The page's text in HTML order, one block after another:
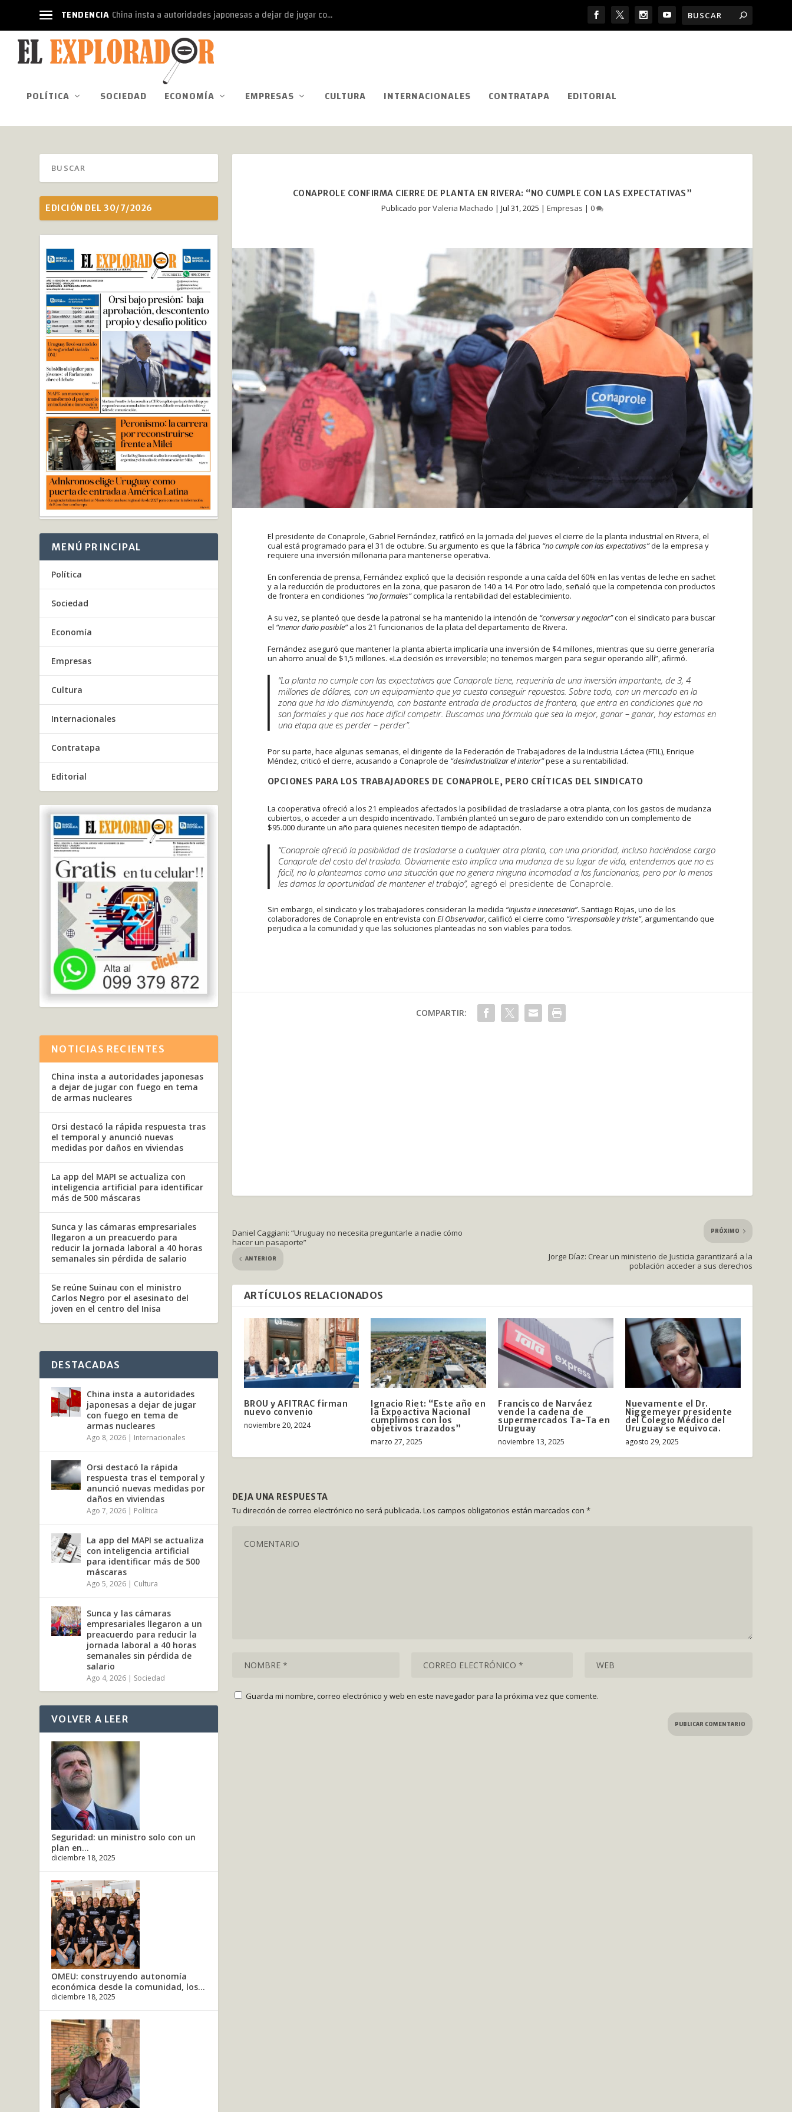
TENDENCIA China insta a autoridades japonesas a dejar de jugar co...
POLÍTICA SOCIEDAD ECONOMÍA EMPRESAS CULTURA INTERNACIONALES CONTRATAPA EDITORIAL
CONAPROLE CONFIRMA CIERRE DE PLANTA EN RIVERA: “NO CUMPLE CON LAS EXPECTATIVAS”
Publicado porValeria Machado | Jul 31, 2025 | Empresas | 0
El presidente de Conaprole, Gabriel Fernández, ratificó en la jornada del jueves el cierre de la planta industrial en Rivera, el
cual está programado para el 31 de octubre. Su argumento es que la fábrica “no cumple con las expectativas”de la empresa y
requiere una inversión millonaria para mantenerse operativa.
En conferencia de prensa, Fernández explicó que la decisión responde a una caída del 60% en las ventas de leche en sachet
y a la reducción de productores en la zona, que pasaron de 140 a 14. Por otro lado, señaló que la competencia con productos
de frontera en condiciones “no formales”complica la rentabilidad del establecimiento.
A su vez, se planteó que desde la patronal se ha mantenido la intención de “conversar y negociar”con el sindicato para buscar
el “menor daño posible”a los 21 funcionarios de la plata del departamento de Rivera.
Fernández aseguró que mantener la planta abierta implicaría una inversión de $4 millones, mientras que su cierre generaría
un ahorro anual de $1,5 millones. «La decisión es irreversible; no tenemos margen para seguir operando allí”, afirmó.
“La planta no cumple con las expectativas que Conaprole tiene, requeriría de una inversión importante, de 3, 4
millones de dólares, con un equipamiento que ya cuesta conseguir repuestos. Sobre todo, con un mercado en la
zona que ha ido disminuyendo, con bastante entrada de productos de frontera, que entra en condiciones que no
son formales y que nos hace difícil competir. Buscamos una fórmula que sea la mejor, ganar – ganar, hoy estamos en
una etapa que es perder – perder”.
Por su parte, hace algunas semanas, el dirigente de la Federación de Trabajadores de la Industria Láctea (FTIL), Enrique
Méndez, criticó el cierre, acusando a Conaprole de “desindustrializar el interior”pese a su rentabilidad.
OPCIONES PARA LOS TRABAJADORES DE CONAPROLE, PERO CRÍTICAS DEL SINDICATO
La cooperativa ofreció a los 21 empleados afectados la posibilidad de trasladarse a otra planta, con los gastos de mudanza
cubiertos, o acceder a un despido incentivado. También planteó un seguro de paro extendido con un complemento de
$95.000 durante un año para quienes necesiten tiempo de adaptación.
“Conaprole ofreció la posibilidad de trasladarse a cualquier otra planta, con una prioridad, incluso haciéndose cargo
Conaprole del costo del traslado. Obviamente esto implica una mudanza de su lugar de vida, entendemos que no es
fácil, no lo planteamos como una situación que no genera ninguna incomodad a los funcionarios, pero por lo menos
les damos la oportunidad de mantener el trabajo”, agregó el presidente de Conaprole.
Sin embargo, el sindicato y los trabajadores consideran la medida “injusta e innecesaria”. Santiago Rojas, uno de los
colaboradores de Conaprole en entrevista con El Observador, calificó el cierre como “irresponsable y triste”, argumentando que
perjudica a la comunidad y que las soluciones planteadas no son viables para todos.
COMPARTIR:
Daniel Caggiani: “Uruguay no necesita preguntarle a nadie cómo
hacer un pasaporte”
ANTERIOR
PRÓXIMO
Jorge Díaz: Crear un ministerio de Justicia garantizará a la
población acceder a sus derechos
ARTÍCULOS RELACIONADOS
BROU y AFITRAC firman
nuevo convenio
noviembre 20, 2024
Ignacio Riet: “Este año en
la Expoactiva Nacional
cumplimos con los
objetivos trazados”
marzo 27, 2025
Francisco de Narváez
vende la cadena de
supermercados Ta-Ta en
Uruguay
noviembre 13, 2025
Nuevamente el Dr.
Niggemeyer presidente
del Colegio Médico del
Uruguay se equivoca.
agosto 29, 2025
DEJA UNA RESPUESTA
Tu dirección de correo electrónico no será publicada. Los campos obligatorios están marcados con *
Guarda mi nombre, correo electrónico y web en este navegador para la próxima vez que comente.
EDICIÓN DEL 30/7/2026
MENÚ PRINCIPAL
Política
Sociedad
Economía
Empresas
Cultura
Internacionales
Contratapa
Editorial
NOTICIAS RECIENTES
China insta a autoridades japonesas
a dejar de jugar con fuego en tema
de armas nucleares
Orsi destacó la rápida respuesta tras
el temporal y anunció nuevas
medidas por daños en viviendas
La app del MAPI se actualiza con
inteligencia artificial para identificar
más de 500 máscaras
Sunca y las cámaras empresariales
llegaron a un preacuerdo para
reducir la jornada laboral a 40 horas
semanales sin pérdida de salario
Se reúne Suinau con el ministro
Carlos Negro por el asesinato del
joven en el centro del Inisa
DESTACADAS
China insta a autoridades
japonesas a dejar de jugar
con fuego en tema de
armas nucleares
Ago 8, 2026 | Internacionales
Orsi destacó la rápida
respuesta tras el temporal y
anunció nuevas medidas por
daños en viviendas
Ago 7, 2026 | Política
La app del MAPI se actualiza
con inteligencia artificial
para identificar más de 500
máscaras
Ago 5, 2026 | Cultura
Sunca y las cámaras
empresariales llegaron a un
preacuerdo para reducir la
jornada laboral a 40 horas
semanales sin pérdida de
salario
Ago 4, 2026 | Sociedad
VOLVER A LEER
Seguridad: un ministro solo con un
plan en...
diciembre 18, 2025
OMEU: construyendo autonomía
económica desde la comunidad, los...
diciembre 18, 2025